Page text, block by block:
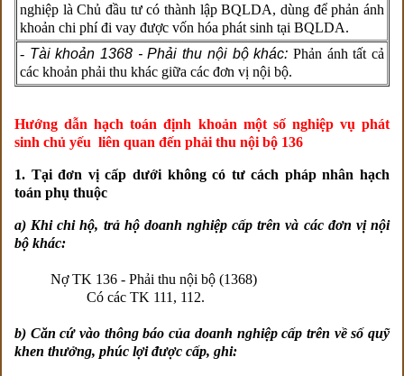
nghiệp là Chủ đầu tư có thành lập BQLDA, dùng để phản ánh
khoản chi phí đi vay được vốn hóa phát sinh tại BQLDA.
- Tài khoản 1368 - Phải thu nội bộ khác: Phản ánh tất cả
các khoản phải thu khác giữa các đơn vị nội bộ.
Hướng dẫn hạch toán định khoản một số nghiệp vụ phát
sinh chủ yếu liên quan đến phải thu nội bộ 136
1. Tại đơn vị cấp dưới không có tư cách pháp nhân hạch
toán phụ thuộc
a) Khi chi hộ, trả hộ doanh nghiệp cấp trên và các đơn vị nội
bộ khác:
Nợ TK 136 - Phải thu nội bộ (1368)
Có các TK 111, 112.
b) Căn cứ vào thông báo của doanh nghiệp cấp trên về số quỹ
khen thưởng, phúc lợi được cấp, ghi: